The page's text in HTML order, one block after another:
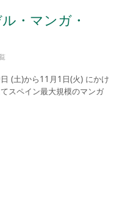
・マンガ・
(土)から11月1日(火) にかけ
スペイン最大規模のマンガ